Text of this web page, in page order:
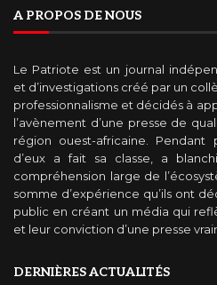
A PROPOS DE NOUS
Le Patriote est un journal
et d’investigations créé par un
professionnalisme et décidés à
l’avènement d’une presse de
région ouest-africaine. Pendant
d’eux a fait sa classe, a
compréhension large de
somme d’expérience qu’ils ont
public en créant un média qui
et leur conviction d’une presse
DERNIÈRES ACTUALITÉS